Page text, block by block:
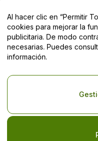
Centro de
Derechos reservados ©
El uso de este sitio web
y de laPolítica de
Al hacer clic en “Permitir
cookies para mejorar la
publicitaria. De modo
necesarias. Puedes
información.